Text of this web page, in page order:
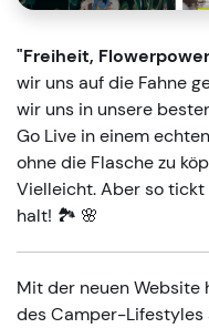
"Freiheit,
wir uns auf die Fahne
wir uns in unsere
Go Live in einem
ohne die Flasche zu
Vielleicht. Aber so
halt! 🏞️ 🌸
Mit der neuen Website
des Camper-Lifestyles